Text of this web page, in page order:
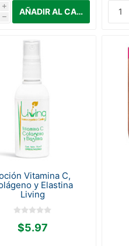
i
h
Vitamina C,
y Elastina
Living
$5.97